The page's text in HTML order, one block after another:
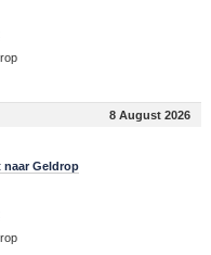
8 August 2026
naar Geldrop